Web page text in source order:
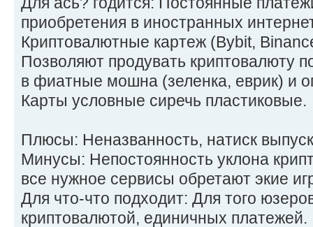
приобретения в иностранных
Криптовалютные картеж (Bybit,
Позволяют продувать криптовалюту
в фиатные мошна (зеленка, еврик) и
Карты условные сиречь пластиковые.
Плюсы: Неназванность, натиск
Минусы: Непостоянность уклона
все нужное сервисы обретают экие
Для что-что подходит: Для того
криптовалютой, единичных платежей.